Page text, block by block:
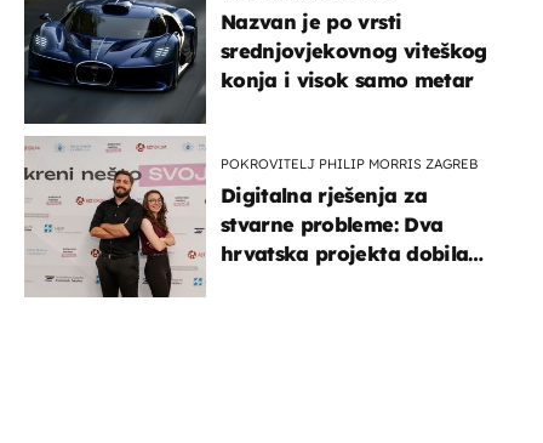
Nazvan je po vrsti
srednjovjekovnog viteškog
konja i visok samo metar
POKROVITELJ PHILIP MORRIS ZAGREB
Digitalna rješenja za
stvarne probleme: Dva
hrvatska projekta dobila